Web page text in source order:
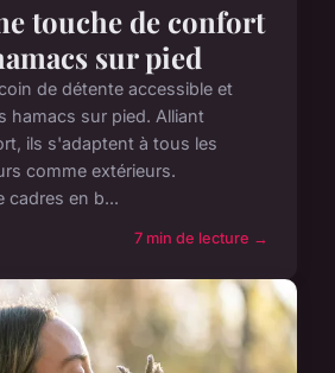
touche de confort
sur pied
de détente accessible et
hamacs sur pied. Alliant
ils s'adaptent à tous les
comme extérieurs.
cadres en b...
7 min de lecture →